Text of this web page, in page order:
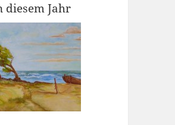
diesem Jahr